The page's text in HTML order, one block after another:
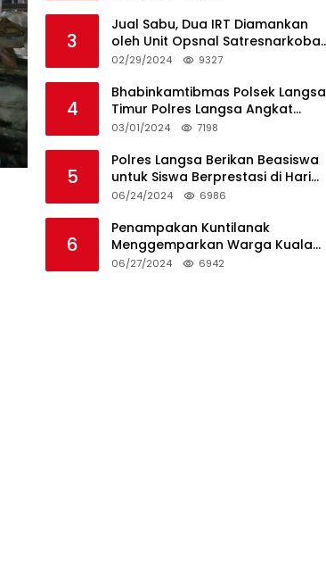
3
Jual Sabu, Dua IRT Diamankan
oleh Unit Opsnal Satresnarkoba
Polres Langsa
02/29/2024 9327
4
Bhabinkamtibmas Polsek Langsa
Timur Polres Langsa Angkat
Kerenda Bantu Prosesi
03/01/2024 7198
5
Polres Langsa Berikan Beasiswa
untuk Siswa Berprestasi di Hari
Bhayangkara ke-78
06/24/2024 6986
6
Penampakan Kuntilanak
Menggemparkan Warga Kuala
Langsa dan Btn Sungai Pauh
06/27/2024 6942